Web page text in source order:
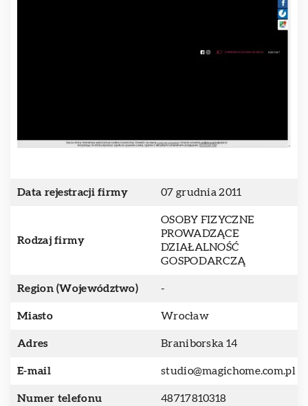
Data rejestracji firmy 07 grudnia 2011
Rodzaj firmy
OSOBY FIZYCZNE
PROWADZĄCE
DZIAŁALNOŚĆ
GOSPODARCZĄ
Region (Województwo) -
Miasto Wrocław
Adres Braniborska 14
E-mail studio@magichome.com.pl
Numer telefonu 48717810318